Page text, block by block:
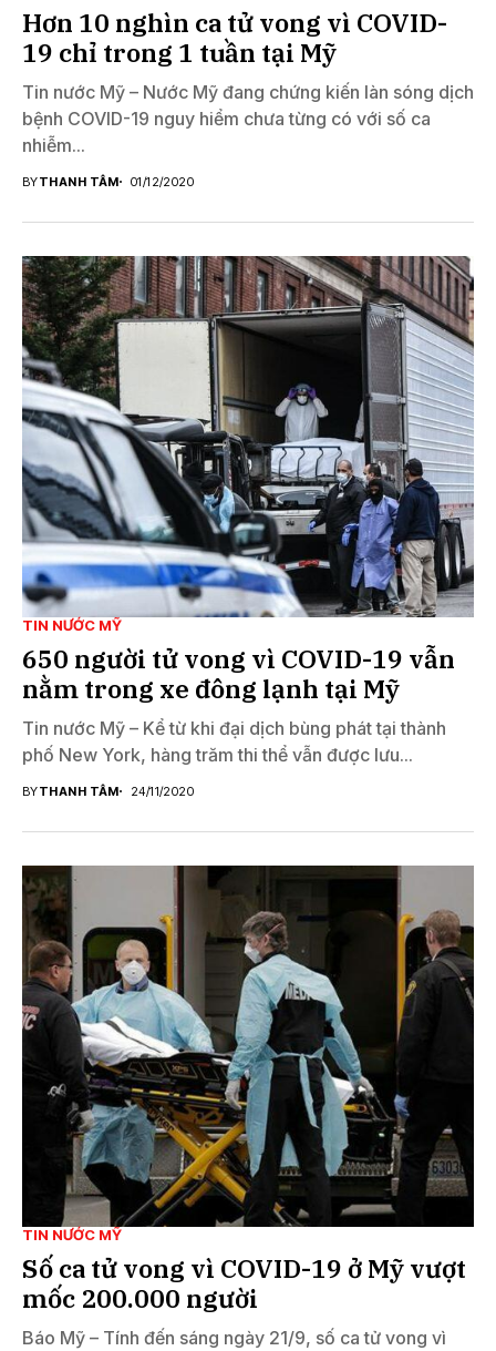
Hơn 10 nghìn ca tử vong vì COVID-
19 chỉ trong 1 tuần tại Mỹ
Tin nước Mỹ – Nước Mỹ đang chứng kiến làn sóng dịch
bệnh COVID-19 nguy hiểm chưa từng có với số ca
nhiễm...
BYTHANH TÂM 01/12/2020
TIN NƯỚC MỸ
650 người tử vong vì COVID-19 vẫn
nằm trong xe đông lạnh tại Mỹ
Tin nước Mỹ – Kể từ khi đại dịch bùng phát tại thành
phố New York, hàng trăm thi thể vẫn được lưu...
BYTHANH TÂM 24/11/2020
TIN NƯỚC MỸ
Số ca tử vong vì COVID-19 ở Mỹ vượt
mốc 200.000 người
Báo Mỹ – Tính đến sáng ngày 21/9, số ca tử vong vì